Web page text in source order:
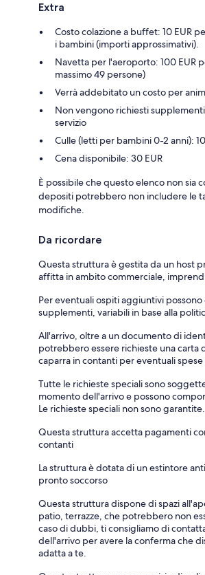
Extra
Costo colazione a buffet: 10 EUR
i bambini (importi approssimativi).
Navetta per l'aeroporto: 100 EUR
massimo 49 persone)
Verrà addebitato un costo per
Non vengono richiesti
servizio
Culle (letti per bambini 0-2 anni):
Cena disponibile: 30 EUR
È possibile che questo elenco non sia
depositi potrebbero non includere le
modifiche.
Da ricordare
Questa struttura è gestita da un host
affitta in ambito commerciale,
Per eventuali ospiti aggiuntivi
supplementi, variabili in base alla
All'arrivo, oltre a un documento di
potrebbero essere richieste una
caparra in contanti per eventuali spese
Tutte le richieste speciali sono
momento dell'arrivo e possono
Le richieste speciali non sono garantite.
Questa struttura accetta pagamenti
contanti
La struttura è dotata di un estintore
pronto soccorso
Questa struttura dispone di spazi
patio, terrazze, che potrebbero non
caso di dubbi, ti consigliamo di
dell'arrivo per avere la conferma che
adatta a te.